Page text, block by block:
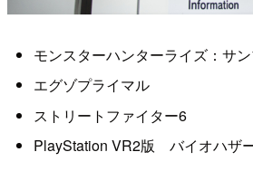
モンスターハンターライズ：サ
エグゾプライマル
ストリートファイター6
PlayStation VR2版 バイオハザ